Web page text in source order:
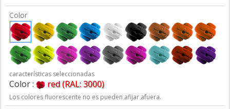
Color
características seleccionadas
Color : red (RAL: 3000)
Los colores fluorescente no es pueden afijar afuera.